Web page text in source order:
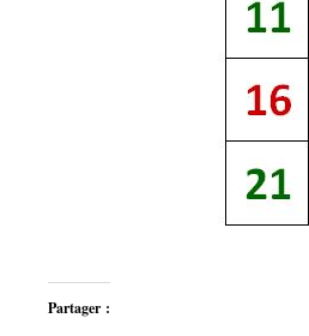
Partager :